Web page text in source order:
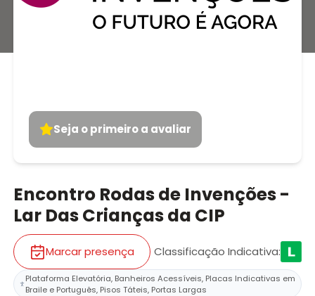
Seja o primeiro a avaliar
Encontro Rodas de Invenções -
Lar Das Crianças da CIP
Marcar presença Classificação Indicativa:
Plataforma Elevatória, Banheiros Acessíveis, Placas Indicativas em
Braile e Português, Pisos Táteis, Portas Largas